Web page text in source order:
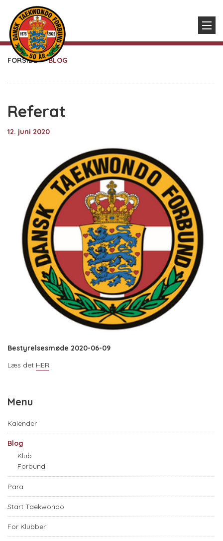
FORSIDE BLOG
Referat
12. juni 2020
Bestyrelsesmøde 2020-06-09
Læs det HER
Menu
Kalender
Blog
Klub
Forbund
Para
Start Taekwondo
For Klubber